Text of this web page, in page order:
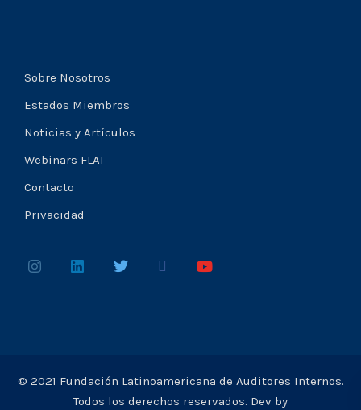
Sobre Nosotros
Estados Miembros
Noticias y Artículos
Webinars FLAI
Contacto
Privacidad
© 2021 Fundación Latinoamericana de Auditores Internos.
Todos los derechos reservados. Dev by